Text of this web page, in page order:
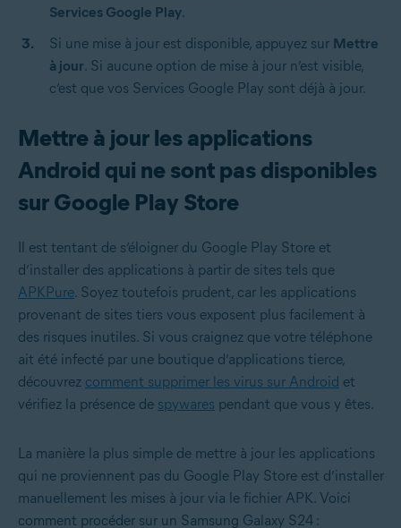
Services Google Play.
Si une mise à jour est disponible, appuyez sur Mettre
à jour. Si aucune option de mise à jour n’est visible,
c’est que vos Services Google Play sont déjà à jour.
Mettre à jour les applications
Android qui ne sont pas disponibles
sur Google Play Store
Il est tentant de s’éloigner du Google Play Store et
d’installer des applications à partir de sites tels que
APKPure. Soyez toutefois prudent, car les applications
provenant de sites tiers vous exposent plus facilement à
des risques inutiles. Si vous craignez que votre téléphone
ait été infecté par une boutique d’applications tierce,
découvrez comment supprimer les virus sur Android et
vérifiez la présence de spywares pendant que vous y êtes.
La manière la plus simple de mettre à jour les applications
qui ne proviennent pas du Google Play Store est d’installer
manuellement les mises à jour via le fichier APK. Voici
comment procéder sur un Samsung Galaxy S24 :